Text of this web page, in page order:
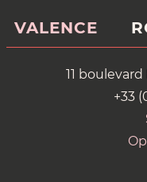
VALENCE
11
+33